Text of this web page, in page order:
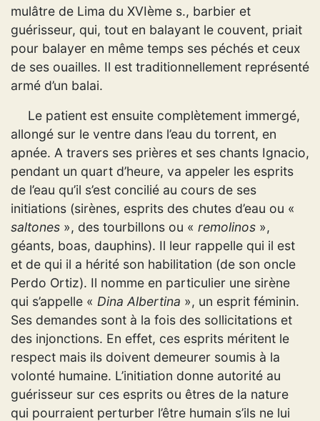
mulâtre de Lima du XVIème s., barbier et
guérisseur, qui, tout en balayant le couvent, priait
pour balayer en même temps ses péchés et ceux
de ses ouailles. Il est traditionnellement représenté
armé d’un balai.
Le patient est ensuite complètement immergé,
allongé sur le ventre dans l’eau du torrent, en
apnée. A travers ses prières et ses chants Ignacio,
pendant un quart d’heure, va appeler les esprits
de l’eau qu’il s’est concilié au cours de ses
initiations (sirènes, esprits des chutes d’eau ou «
saltones », des tourbillons ou « remolinos »,
géants, boas, dauphins). Il leur rappelle qui il est
et de qui il a hérité son habilitation (de son oncle
Perdo Ortiz). Il nomme en particulier une sirène
qui s’appelle « Dina Albertina », un esprit féminin.
Ses demandes sont à la fois des sollicitations et
des injonctions. En effet, ces esprits méritent le
respect mais ils doivent demeurer soumis à la
volonté humaine. L’initiation donne autorité au
guérisseur sur ces esprits ou êtres de la nature
qui pourraient perturber l’être humain s’ils ne lui